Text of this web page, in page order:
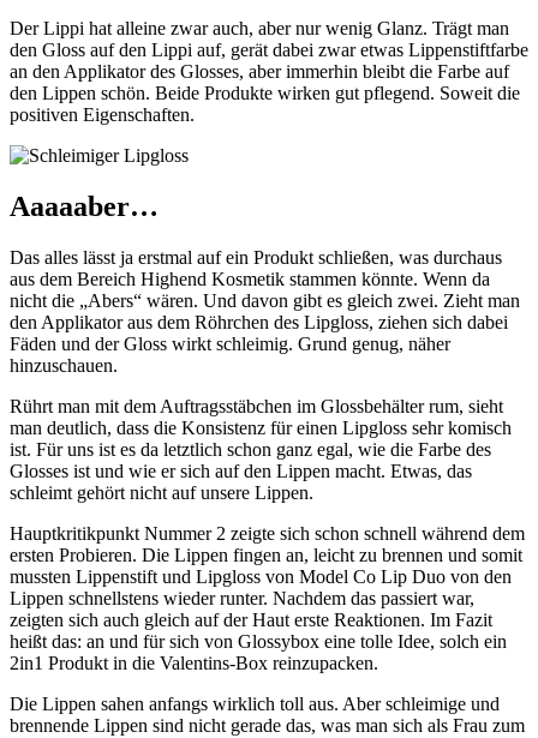
Der Lippi hat alleine zwar auch, aber nur wenig Glanz. Trägt man
den Gloss auf den Lippi auf, gerät dabei zwar etwas Lippenstiftfarbe
an den Applikator des Glosses, aber immerhin bleibt die Farbe auf
den Lippen schön. Beide Produkte wirken gut pflegend. Soweit die
positiven Eigenschaften.
Aaaaaber…
Das alles lässt ja erstmal auf ein Produkt schließen, was durchaus
aus dem Bereich Highend Kosmetik stammen könnte. Wenn da
nicht die „Abers“ wären. Und davon gibt es gleich zwei. Zieht man
den Applikator aus dem Röhrchen des Lipgloss, ziehen sich dabei
Fäden und der Gloss wirkt schleimig. Grund genug, näher
hinzuschauen.
Rührt man mit dem Auftragsstäbchen im Glossbehälter rum, sieht
man deutlich, dass die Konsistenz für einen Lipgloss sehr komisch
ist. Für uns ist es da letztlich schon ganz egal, wie die Farbe des
Glosses ist und wie er sich auf den Lippen macht. Etwas, das
schleimt gehört nicht auf unsere Lippen.
Hauptkritikpunkt Nummer 2 zeigte sich schon schnell während dem
ersten Probieren. Die Lippen fingen an, leicht zu brennen und somit
mussten Lippenstift und Lipgloss von Model Co Lip Duo von den
Lippen schnellstens wieder runter. Nachdem das passiert war,
zeigten sich auch gleich auf der Haut erste Reaktionen. Im Fazit
heißt das: an und für sich von Glossybox eine tolle Idee, solch ein
2in1 Produkt in die Valentins-Box reinzupacken.
Die Lippen sahen anfangs wirklich toll aus. Aber schleimige und
brennende Lippen sind nicht gerade das, was man sich als Frau zum